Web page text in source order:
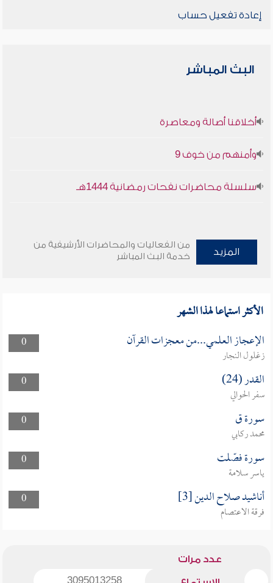
إعادة تفعيل حساب
البث المباشر
أخلاقنا أصالة ومعاصرة
وأمنهم من خوف 9
سلسلة محاضرات نفحات رمضانية 1444هـ
المزيد
من الفعاليات والمحاضرات الأرشيفية من
خدمة البث المباشر
الأكثر استماعا لهذا الشهر
0 الإعجاز العلمي...من معجزات القرآن
زغلول النجار
0
القدر (24)
سفر الحوالي
0
سورة ق
محمد ركابي
0
سورة فصّلت
ياسر سلامة
0
أناشيد صلاح الدين [3]
فرقة الاعتصام
عدد مرات